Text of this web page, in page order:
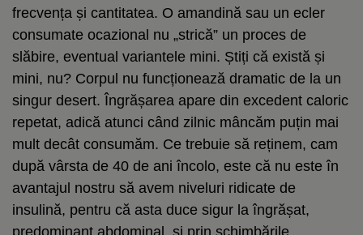
frecvența și cantitatea. O amandină sau un ecler
consumate ocazional nu „strică” un proces de
slăbire, eventual variantele mini. Știți că există și
mini, nu? Corpul nu funcționează dramatic de la un
singur desert. Îngrășarea apare din excedent caloric
repetat, adică atunci când zilnic mâncăm puțin mai
mult decât consumăm. Ce trebuie să reținem, cam
după vârsta de 40 de ani încolo, este că nu este în
avantajul nostru să avem niveluri ridicate de
insulină, pentru că asta duce sigur la îngrășat,
predominant abdominal, și prin schimbările